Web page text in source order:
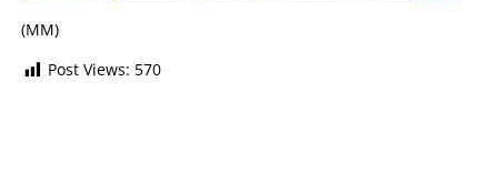
(MM)
Post Views: 570